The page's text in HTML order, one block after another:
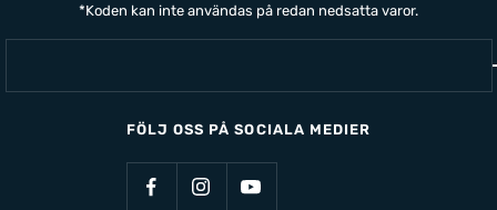
*Koden kan inte användas på redan nedsatta varor.
FÖLJ OSS PÅ SOCIALA MEDIER